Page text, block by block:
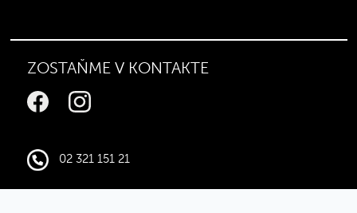
ZOSTAŇME V KONTAKTE
02 321 151 21